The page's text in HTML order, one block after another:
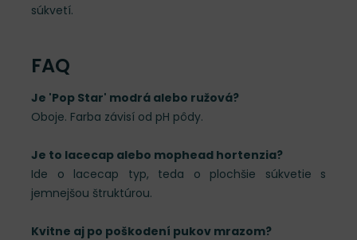
súkvetí.
FAQ
Je 'Pop Star' modrá alebo ružová?
Oboje. Farba závisí od pH pôdy.
Je to lacecap alebo mophead hortenzia?
Ide o lacecap typ, teda o plochšie súkvetie s
jemnejšou štruktúrou.
Kvitne aj po poškodení pukov mrazom?